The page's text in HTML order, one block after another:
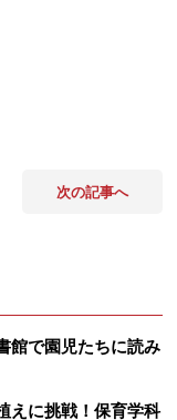
次の記事へ
館で園児たちに読み
えに挑戦！保育学科